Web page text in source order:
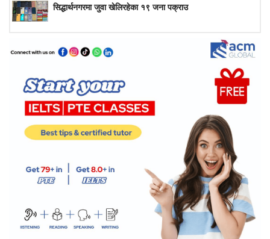
सिद्धार्थनगरमा जुवा खेलिरहेका १९ जना पक्राउ